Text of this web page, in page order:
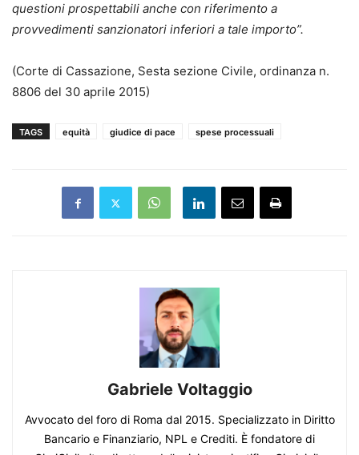
questioni prospettabili anche con riferimento a
provvedimenti sanzionatori inferiori a tale importo”.
(Corte di Cassazione, Sesta sezione Civile, ordinanza n.
8806 del 30 aprile 2015)
TAGS equità giudice di pace spese processuali
Gabriele Voltaggio
Avvocato del foro di Roma dal 2015. Specializzato in Diritto
Bancario e Finanziario, NPL e Crediti. È fondatore di